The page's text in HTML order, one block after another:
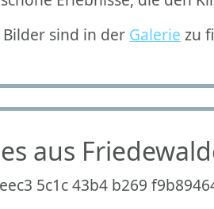
sind in der Galerie zu
aus